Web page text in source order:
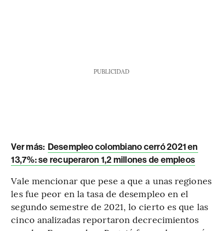
PUBLICIDAD
Ver más: Desempleo colombiano cerró 2021 en
13,7%: se recuperaron 1,2 millones de empleos
Vale mencionar que pese a que a unas regiones
les fue peor en la tasa de desempleo en el
segundo semestre de 2021, lo cierto es que las
cinco analizadas reportaron decrecimientos